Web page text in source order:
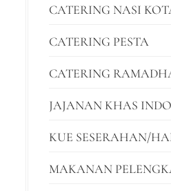
CATERING NASI
CATERING PESTA
CATERING
JAJANAN KHAS
KUE SESERAHAN/
MAKANAN